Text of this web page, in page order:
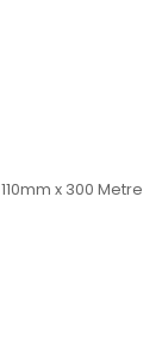
110mm x 300 Metre